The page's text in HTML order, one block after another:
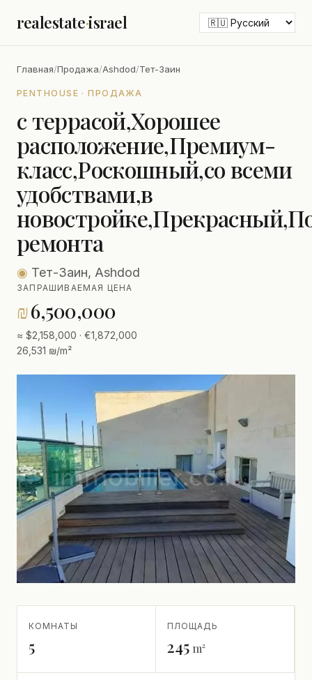
realestate·israel
Главная/Продажа/Ashdod/Тет-Заин
PENTHOUSE · ПРОДАЖА
с террасой,Хорошее
расположение,Премиум-
класс,Роскошный,со всеми
удобствами,в
ремонта
◉ Тет-Заин, Ashdod
ЗАПРАШИВАЕМАЯ ЦЕНА
₪6,500,000
≈ $2,158,000 · €1,872,000
26,531 ₪/m²
КОМНАТЫ
5
ПЛОЩАДЬ
245 m²